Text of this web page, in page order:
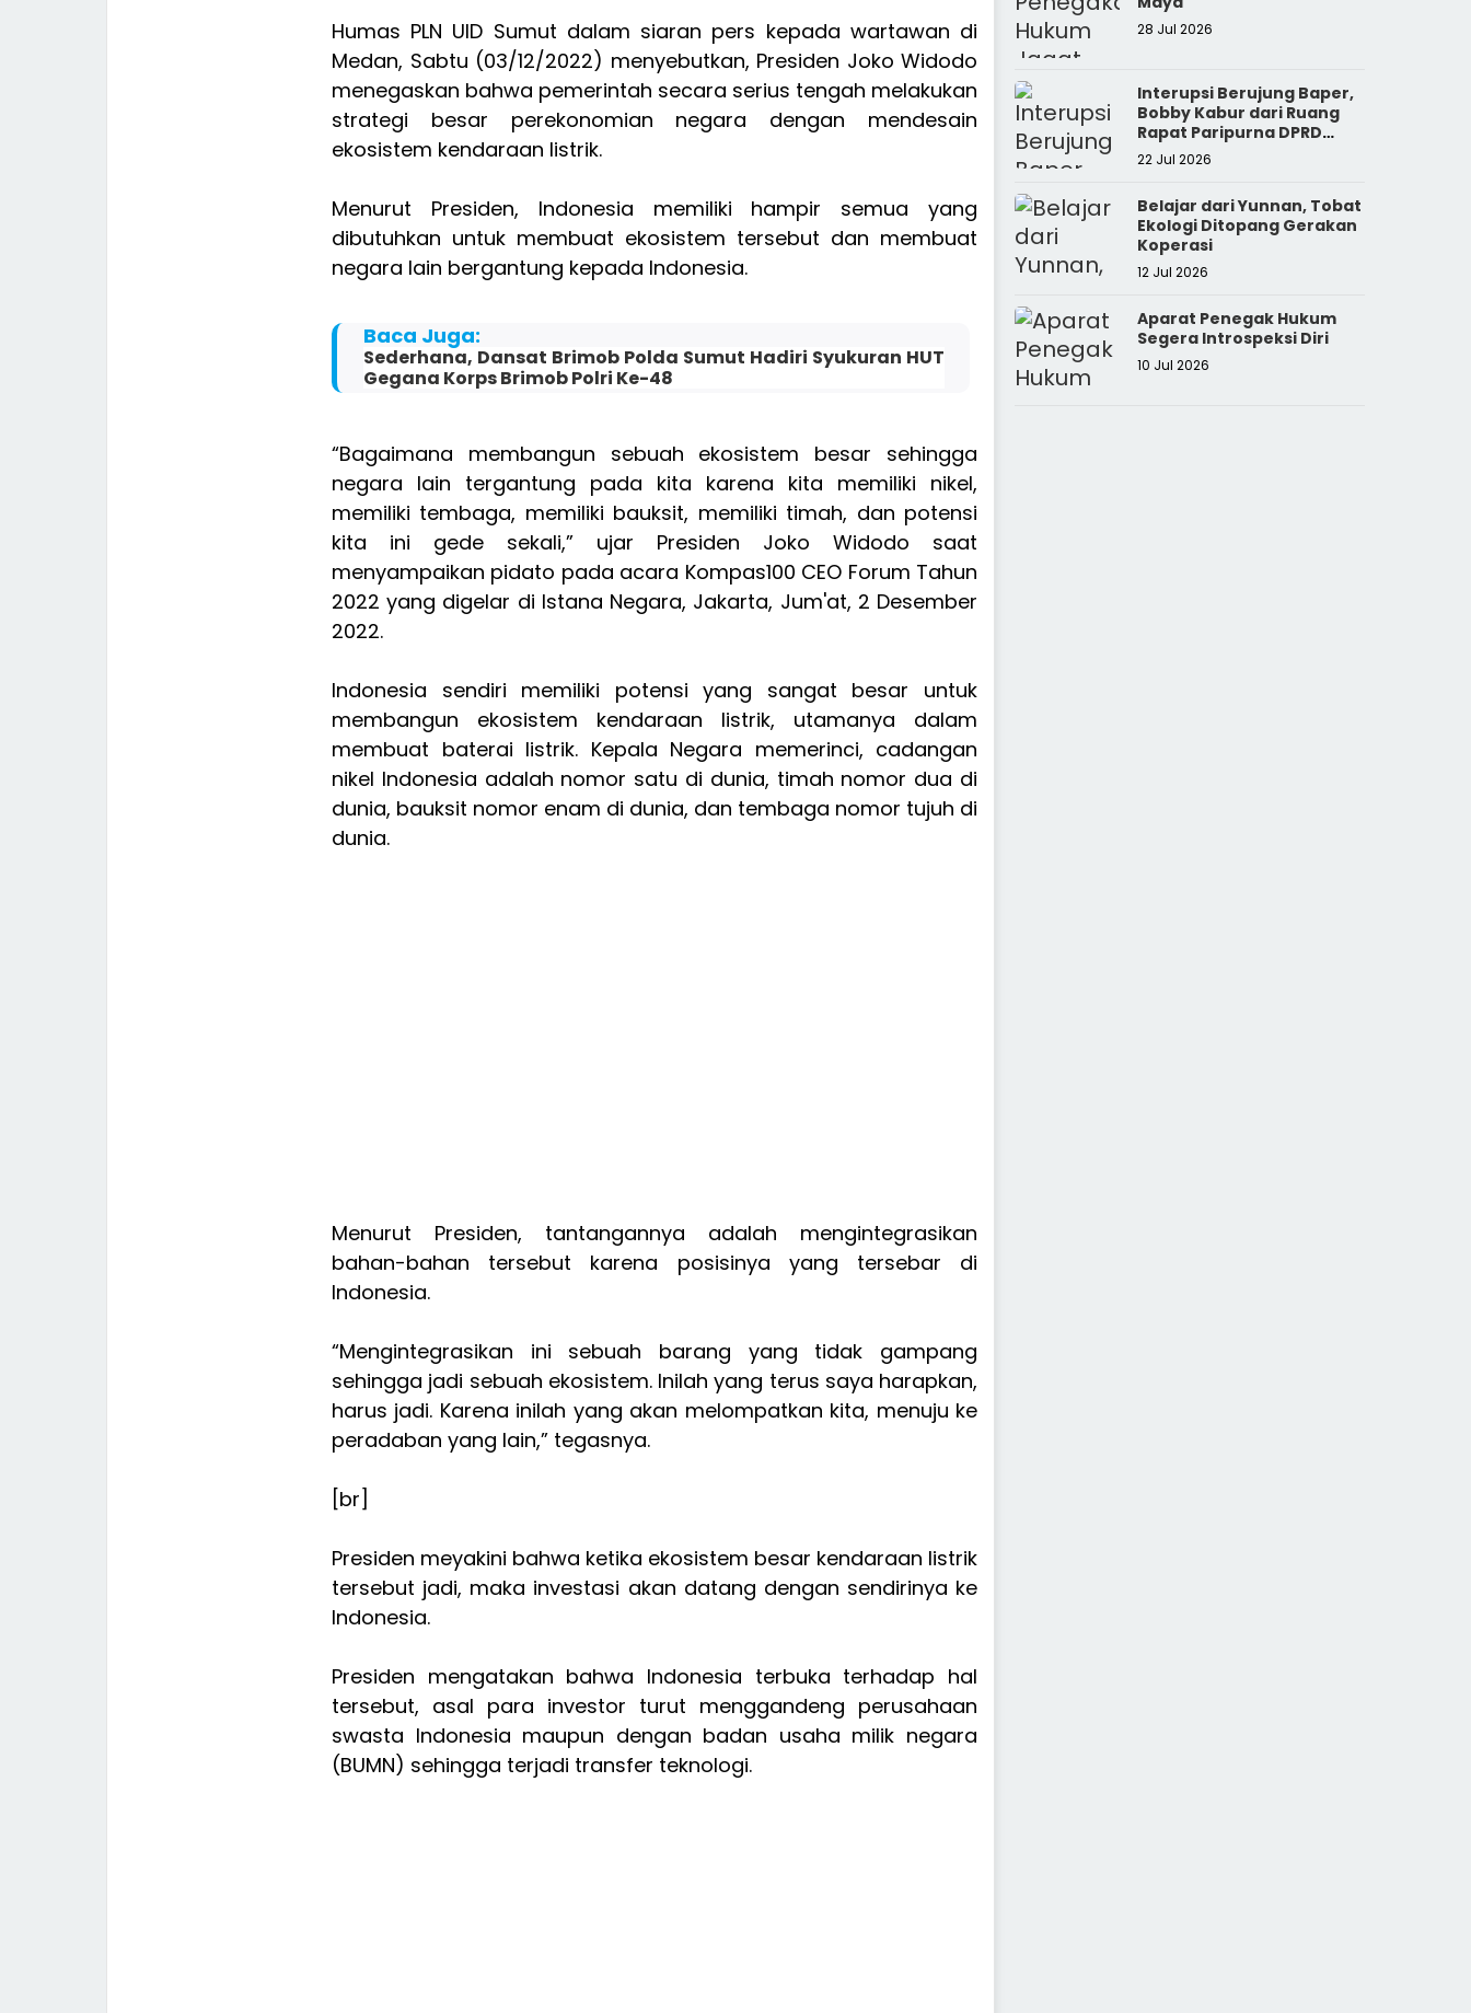
Humas PLN UID Sumut dalam siaran pers kepada wartawan di
Medan, Sabtu (03/12/2022) menyebutkan, Presiden Joko Widodo
menegaskan bahwa pemerintah secara serius tengah melakukan
strategi besar perekonomian negara dengan mendesain
ekosistem kendaraan listrik.
Menurut Presiden, Indonesia memiliki hampir semua yang
dibutuhkan untuk membuat ekosistem tersebut dan membuat
negara lain bergantung kepada Indonesia.
Baca Juga:
Sederhana, Dansat Brimob Polda Sumut Hadiri Syukuran HUT
Gegana Korps Brimob Polri Ke-48
“Bagaimana membangun sebuah ekosistem besar sehingga
negara lain tergantung pada kita karena kita memiliki nikel,
memiliki tembaga, memiliki bauksit, memiliki timah, dan potensi
kita ini gede sekali,” ujar Presiden Joko Widodo saat
menyampaikan pidato pada acara Kompas100 CEO Forum Tahun
2022 yang digelar di Istana Negara, Jakarta, Jum'at, 2 Desember
2022.
Indonesia sendiri memiliki potensi yang sangat besar untuk
membangun ekosistem kendaraan listrik, utamanya dalam
membuat baterai listrik. Kepala Negara memerinci, cadangan
nikel Indonesia adalah nomor satu di dunia, timah nomor dua di
dunia, bauksit nomor enam di dunia, dan tembaga nomor tujuh di
dunia.
Menurut Presiden, tantangannya adalah mengintegrasikan
bahan-bahan tersebut karena posisinya yang tersebar di
Indonesia.
“Mengintegrasikan ini sebuah barang yang tidak gampang
sehingga jadi sebuah ekosistem. Inilah yang terus saya harapkan,
harus jadi. Karena inilah yang akan melompatkan kita, menuju ke
peradaban yang lain,” tegasnya.
[br]
Presiden meyakini bahwa ketika ekosistem besar kendaraan listrik
tersebut jadi, maka investasi akan datang dengan sendirinya ke
Indonesia.
Presiden mengatakan bahwa Indonesia terbuka terhadap hal
tersebut, asal para investor turut menggandeng perusahaan
swasta Indonesia maupun dengan badan usaha milik negara
(BUMN) sehingga terjadi transfer teknologi.
28 Jul 2026
Interupsi Berujung Baper,
Bobby Kabur dari Ruang
Rapat Paripurna DPRD
Sumut
22 Jul 2026
Belajar dari Yunnan, Tobat
Ekologi Ditopang Gerakan
Koperasi
12 Jul 2026
Aparat Penegak Hukum
Segera Introspeksi Diri
10 Jul 2026